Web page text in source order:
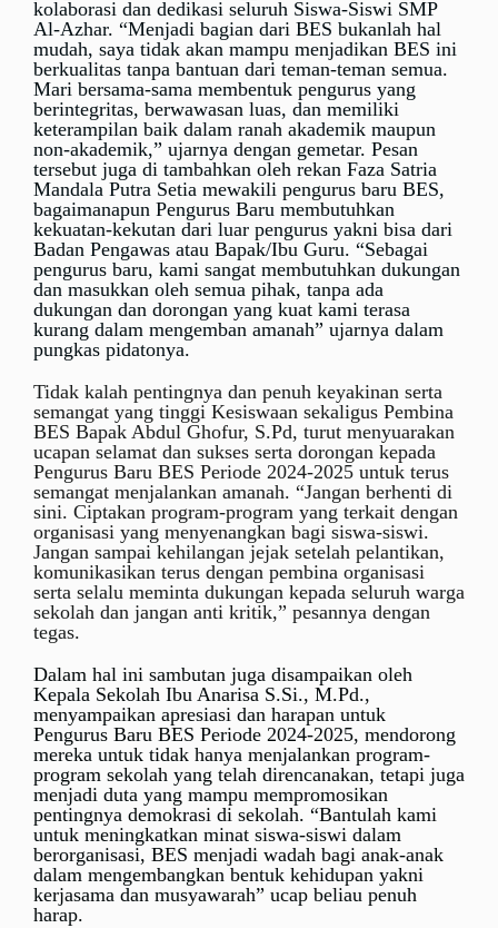
kolaborasi dan dedikasi seluruh Siswa-Siswi SMP
Al-Azhar. “Menjadi bagian dari BES bukanlah hal
mudah, saya tidak akan mampu menjadikan BES ini
berkualitas tanpa bantuan dari teman-teman semua.
Mari bersama-sama membentuk pengurus yang
berintegritas, berwawasan luas, dan memiliki
keterampilan baik dalam ranah akademik maupun
non-akademik,” ujarnya dengan gemetar. Pesan
tersebut juga di tambahkan oleh rekan Faza Satria
Mandala Putra Setia mewakili pengurus baru BES,
bagaimanapun Pengurus Baru membutuhkan
kekuatan-kekutan dari luar pengurus yakni bisa dari
Badan Pengawas atau Bapak/Ibu Guru. “Sebagai
pengurus baru, kami sangat membutuhkan dukungan
dan masukkan oleh semua pihak, tanpa ada
dukungan dan dorongan yang kuat kami terasa
kurang dalam mengemban amanah” ujarnya dalam
pungkas pidatonya.
Tidak kalah pentingnya dan penuh keyakinan serta
semangat yang tinggi Kesiswaan sekaligus Pembina
BES Bapak Abdul Ghofur, S.Pd, turut menyuarakan
ucapan selamat dan sukses serta dorongan kepada
Pengurus Baru BES Periode 2024-2025 untuk terus
semangat menjalankan amanah. “Jangan berhenti di
sini. Ciptakan program-program yang terkait dengan
organisasi yang menyenangkan bagi siswa-siswi.
Jangan sampai kehilangan jejak setelah pelantikan,
komunikasikan terus dengan pembina organisasi
serta selalu meminta dukungan kepada seluruh warga
sekolah dan jangan anti kritik,” pesannya dengan
tegas.
Dalam hal ini sambutan juga disampaikan oleh
Kepala Sekolah Ibu Anarisa S.Si., M.Pd.,
menyampaikan apresiasi dan harapan untuk
Pengurus Baru BES Periode 2024-2025, mendorong
mereka untuk tidak hanya menjalankan program-
program sekolah yang telah direncanakan, tetapi juga
menjadi duta yang mampu mempromosikan
pentingnya demokrasi di sekolah. “Bantulah kami
untuk meningkatkan minat siswa-siswi dalam
berorganisasi, BES menjadi wadah bagi anak-anak
dalam mengembangkan bentuk kehidupan yakni
kerjasama dan musyawarah” ucap beliau penuh
harap.